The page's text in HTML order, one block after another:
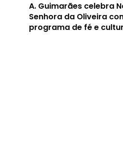
A. Guimarães celebra
Senhora da Oliveira
programa de fé e